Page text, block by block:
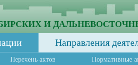
И
Направления
Перечень актов Нормативные